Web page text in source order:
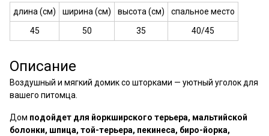
длина (см) ширина (см) высота (см)
спальное место
45
50 35 40/45
Описание
Воздушный и мягкий домик со шторками — уютный уголок для
вашего питомца.
Дом подойдет для йоркширского терьера, мальтийской
болонки, шпица, той-терьера, пекинеса, биро-йорка,